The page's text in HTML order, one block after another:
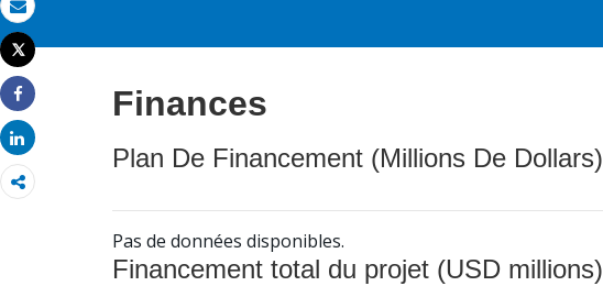
Email
Imprimer
Tweet
Share
Share
Finances
Plan De Financement (Millions De Dollars)
Pas de données disponibles.
Financement total du projet (USD millions)